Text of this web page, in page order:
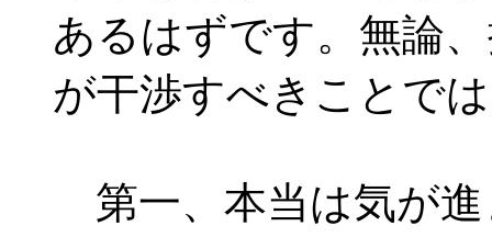
あるはずです。無論
が干渉すべきことで
第一、本当は気が進